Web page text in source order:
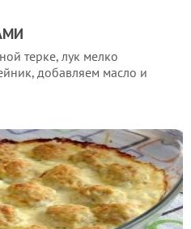
терке, лук мелко
добавляем масло и